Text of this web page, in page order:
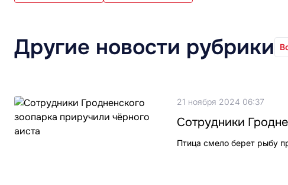
Другие новости рубрики
21 ноября 2024 06:37
Сотрудники
Птица смело берет рыбу